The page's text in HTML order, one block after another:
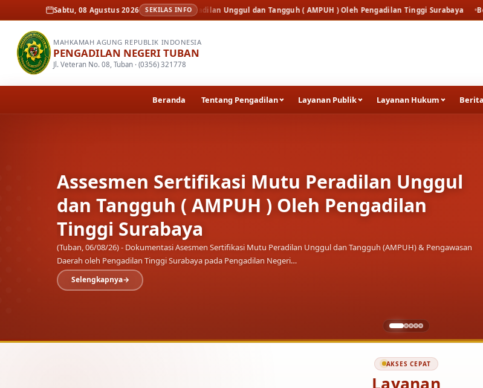
Sabtu, 08 Agustus 2026 SEKILAS INFO
Assesmen Sertifikasi Mutu Peradilan Unggul dan Tangguh ( AMPUH ) Oleh Pengadilan Tinggi Surabaya Berita Kenal Pamit
MAHKAMAH AGUNG REPUBLIK INDONESIA
PENGADILAN NEGERI TUBAN
Jl. Veteran No. 08, Tuban · (0356) 321778
Beranda Tentang Pengadilan Layanan Publik Layanan Hukum Berita
Kenal Pamit Kapolresta Tuban
AKSES CEPAT